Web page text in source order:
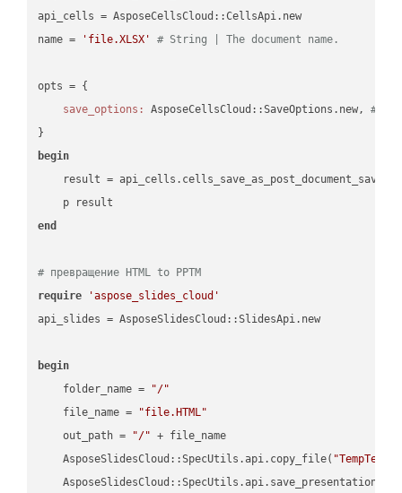
api_cells = AsposeCellsCloud::CellsApi.new
name =
'file.XLSX' # String | The document name.
opts = {
save_options:
AsposeCellsCloud::SaveOptions.new, #
begin
result =
end
# превращение HTML to PPTM
require
'aspose_slides_cloud'
api_slides = AsposeSlidesCloud::SlidesApi.new
begin
    folder_name =
"/"
    file_name =
"file.HTML"
    out_path =
"/" + file_name
    AsposeSlidesCloud::SpecUtils.api.copy_file(